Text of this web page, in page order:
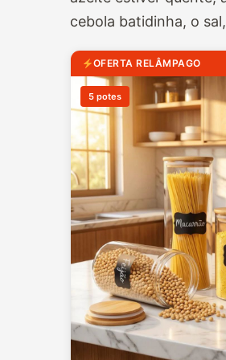
cebola batidinha, o
OFERTA RELÂMPAGO
5 potes